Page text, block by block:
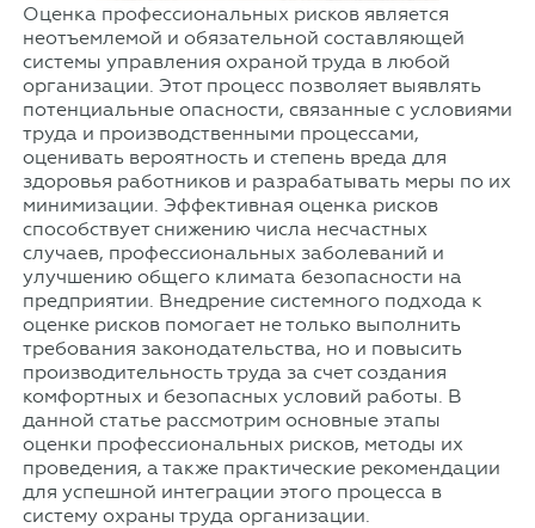
Оценка профессиональных рисков является
неотъемлемой и обязательной составляющей
системы управления охраной труда в любой
организации. Этот процесс позволяет выявлять
потенциальные опасности, связанные с условиями
труда и производственными процессами,
оценивать вероятность и степень вреда для
здоровья работников и разрабатывать меры по их
минимизации. Эффективная оценка рисков
способствует снижению числа несчастных
случаев, профессиональных заболеваний и
улучшению общего климата безопасности на
предприятии. Внедрение системного подхода к
оценке рисков помогает не только выполнить
требования законодательства, но и повысить
производительность труда за счет создания
комфортных и безопасных условий работы. В
данной статье рассмотрим основные этапы
оценки профессиональных рисков, методы их
проведения, а также практические рекомендации
для успешной интеграции этого процесса в
систему охраны труда организации.